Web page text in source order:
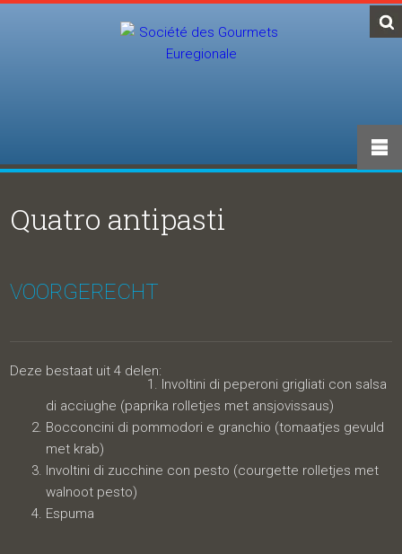
Quatro antipasti
VOORGERECHT
Deze bestaat uit 4 delen:
Involtini di peperoni grigliati con salsa
di acciughe (paprika rolletjes met ansjovissaus)
Bocconcini di pommodori e granchio (tomaatjes gevuld
met krab)
Involtini di zucchine con pesto (courgette rolletjes met
walnoot pesto)
Espuma